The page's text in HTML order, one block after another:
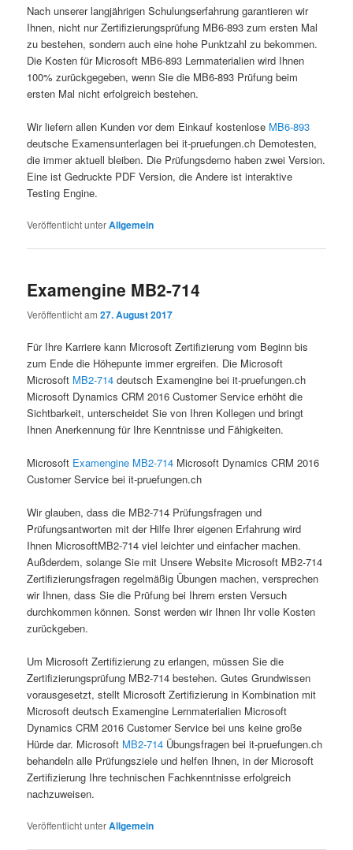
Nach unserer langjährigen Schulungserfahrung garantieren wir
Ihnen, nicht nur Zertifizierungsprüfung MB6-893 zum ersten Mal
zu bestehen, sondern auch eine hohe Punktzahl zu bekommen.
Die Kosten für Microsoft MB6-893 Lernmaterialien wird Ihnen
100% zurückgegeben, wenn Sie die MB6-893 Prüfung beim
ersten Mal nicht erfolgreich bestehen.
Wir liefern allen Kunden vor dem Einkauf kostenlose MB6-893
deutsche Examensunterlagen bei it-pruefungen.ch Demotesten,
die immer aktuell bleiben. Die Prüfungsdemo haben zwei Version.
Eine ist Gedruckte PDF Version, die Andere ist interaktive
Testing Engine.
Veröffentlicht unterAllgemein
Examengine MB2-714
Veröffentlicht am27. August 2017
Für Ihre Karriere kann Microsoft Zertifizierung vom Beginn bis
zum Ende die Höhepunte immer ergreifen. Die Microsoft
Microsoft MB2-714 deutsch Examengine bei it-pruefungen.ch
Microsoft Dynamics CRM 2016 Customer Service erhöht die
Sichtbarkeit, unterscheidet Sie von Ihren Kollegen und bringt
Ihnen Anerkennung für Ihre Kenntnisse und Fähigkeiten.
Microsoft Examengine MB2-714 Microsoft Dynamics CRM 2016
Customer Service bei it-pruefungen.ch
Wir glauben, dass die MB2-714 Prüfungsfragen und
Prüfungsantworten mit der Hilfe Ihrer eigenen Erfahrung wird
Ihnen MicrosoftMB2-714 viel leichter und einfacher machen.
Außderdem, solange Sie mit Unsere Website Microsoft MB2-714
Zertifizierungsfragen regelmäßig Übungen machen, versprechen
wir Ihnen, dass Sie die Prüfung bei Ihrem ersten Versuch
durchkommen können. Sonst werden wir Ihnen Ihr volle Kosten
zurückgeben.
Um Microsoft Zertifizierung zu erlangen, müssen Sie die
Zertifizierungsprüfung MB2-714 bestehen. Gutes Grundwissen
vorausgesetzt, stellt Microsoft Zertifizierung in Kombination mit
Microsoft deutsch Examengine Lernmaterialien Microsoft
Dynamics CRM 2016 Customer Service bei uns keine große
Hürde dar. Microsoft MB2-714 Übungsfragen bei it-pruefungen.ch
behandeln alle Prüfungsziele und helfen Ihnen, in der Microsoft
Zertifizierung Ihre technischen Fachkenntnisse erfolgreich
nachzuweisen.
Veröffentlicht unterAllgemein